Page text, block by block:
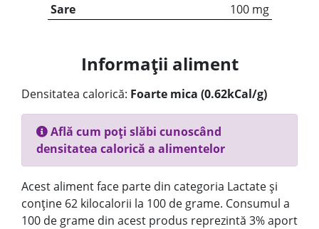
Sare
100 mg
Informații aliment
Densitatea calorică: Foarte mica (0.62kCal/g)
Află cum poți slăbi cunoscând
densitatea calorică a alimentelor
Acest aliment face parte din categoria Lactate și
conține 62 kilocalorii la 100 de grame. Consumul a
100 de grame din acest produs reprezintă 3% aport